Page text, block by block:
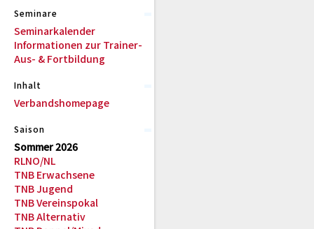
Seminare
Seminarkalender
Informationen zur Trainer-
Aus- & Fortbildung
Inhalt
Verbandshomepage
Saison
Sommer 2026
RLNO/NL
TNB Erwachsene
TNB Jugend
TNB Vereinspokal
TNB Alternativ